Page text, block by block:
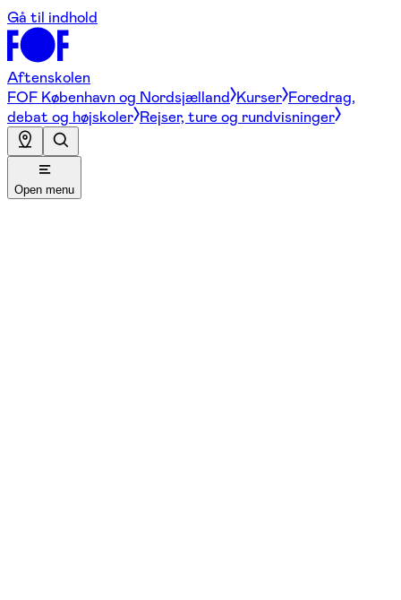
Gå til indhold
Aftenskolen
FOF København og Nordsjælland Kurser Foredrag,
debat og højskoler Rejser, ture og rundvisninger
Open menu